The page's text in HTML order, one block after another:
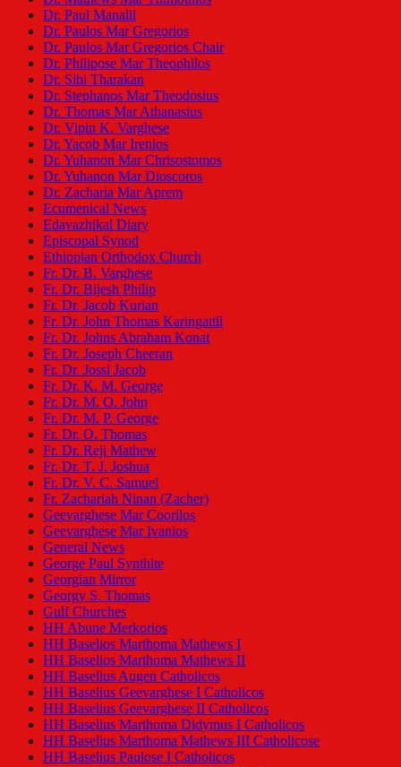
Dr. Paul Manalil
Dr. Paulos Mar Gregorios
Dr. Paulos Mar Gregorios Chair
Dr. Philipose Mar Theophilos
Dr. Sibi Tharakan
Dr. Stephanos Mar Theodosius
Dr. Thomas Mar Athanasius
Dr. Vipin K. Varghese
Dr. Yacob Mar Irenios
Dr. Yuhanon Mar Chrisostomos
Dr. Yuhanon Mar Dioscoros
Dr. Zacharia Mar Aprem
Ecumenical News
Edavazhikal Diary
Episcopal Synod
Ethiopian Orthodox Church
Fr. Dr. B. Varghese
Fr. Dr. Bijesh Philip
Fr. Dr. Jacob Kurian
Fr. Dr. John Thomas Karingattil
Fr. Dr. Johns Abraham Konat
Fr. Dr. Joseph Cheeran
Fr. Dr. Jossi Jacob
Fr. Dr. K. M. George
Fr. Dr. M. O. John
Fr. Dr. M. P. George
Fr. Dr. O. Thomas
Fr. Dr. Reji Mathew
Fr. Dr. T. J. Joshua
Fr. Dr. V. C. Samuel
Fr. Zachariah Ninan (Zacher)
Geevarghese Mar Coorilos
Geevarghese Mar Ivanios
General News
George Paul Synthite
Georgian Mirror
Georgy S. Thomas
Gulf Churches
HH Abune Merkorios
HH Baselios Marthoma Mathews I
HH Baselios Marthoma Mathews II
HH Baselius Augen Catholicos
HH Baselius Geevarghese I Catholicos
HH Baselius Geevarghese II Catholicos
HH Baselius Marthoma Didymus I Catholicos
HH Baselius Marthoma Mathews III Catholicose
HH Baselius Paulose I Catholicos